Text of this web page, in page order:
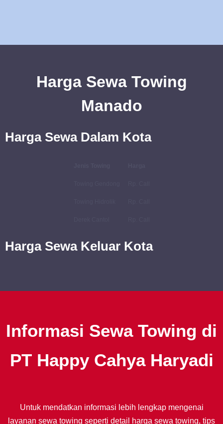
Harga Sewa Towing
Manado
Harga Sewa Dalam Kota
Harga Sewa Keluar Kota
Informasi Sewa Towing di
PT Happy Cahya Haryadi
Untuk mendatkan informasi lebih lengkap mengenai
layanan sewa towing seperti detail harga sewa towing, tips